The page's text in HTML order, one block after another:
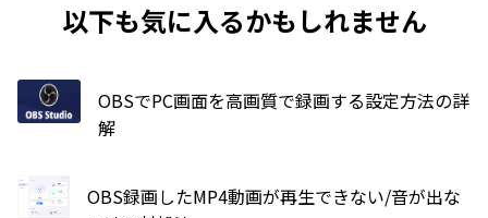
以下も気に入るかもしれません
OBSでPC画面を高画質で録画する設定方法の詳
解
OBS録画したMP4動画が再生できない/音が出な